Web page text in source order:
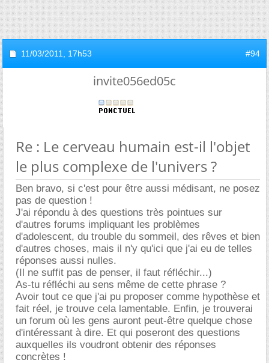
11/03/2011, 17h53 #94
invite056ed05c
Re : Le cerveau humain est-il l'objet
le plus complexe de l'univers ?
Ben bravo, si c'est pour être aussi médisant, ne posez
pas de question !
J'ai répondu à des questions très pointues sur
d'autres forums impliquant les problèmes
d'adolescent, du trouble du sommeil, des rêves et bien
d'autres choses, mais il n'y qu'ici que j'ai eu de telles
réponses aussi nulles.
(Il ne suffit pas de penser, il faut réfléchir...)
As-tu réfléchi au sens même de cette phrase ?
Avoir tout ce que j'ai pu proposer comme hypothèse et
fait réel, je trouve cela lamentable. Enfin, je trouverai
un forum où les gens auront peut-être quelque chose
d'intéressant à dire. Et qui poseront des questions
auxquelles ils voudront obtenir des réponses
concrètes !